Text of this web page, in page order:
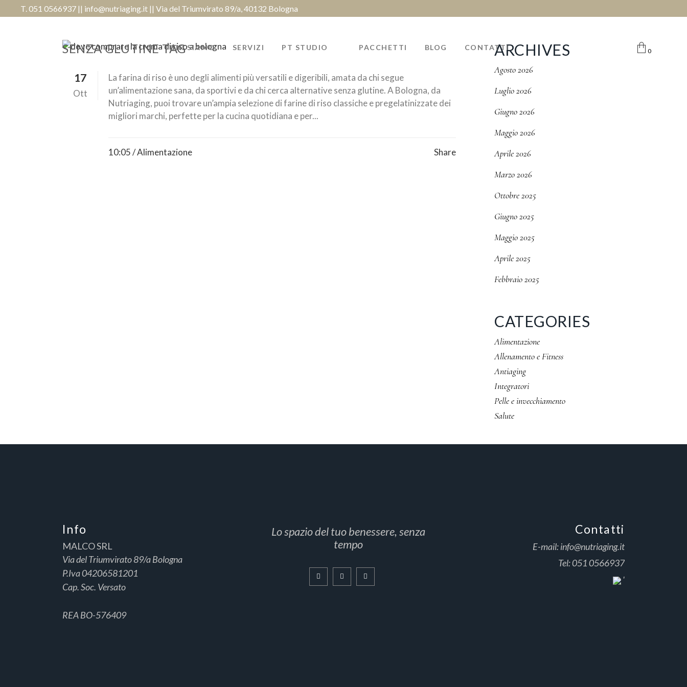
T. 051 0566937 || info@nutriaging.it || Via del Triumvirato 89/a, 40132 Bologna
CHI SIAMO SERVIZI PT STUDIO 0
PACCHETTI BLOG CONTATTI
SENZA GLUTINE TAG
17
Ott
La farina di riso è uno degli alimenti più versatili e digeribili, amata da chi segue
un’alimentazione sana, da sportivi e da chi cerca alternative senza glutine. A Bologna, da
Nutriaging, puoi trovare un’ampia selezione di farine di riso classiche e pregelatinizzate dei
migliori marchi, perfette per la cucina quotidiana e per...
10:05 /Alimentazione Share
ARCHIVES
Agosto 2026
Luglio 2026
Giugno 2026
Maggio 2026
Aprile 2026
Marzo 2026
Ottobre 2025
Giugno 2025
Maggio 2025
Aprile 2025
Febbraio 2025
CATEGORIES
Alimentazione
Allenamento e Fitness
Antiaging
Integratori
Pelle e invecchiamento
Salute
Info
MALCO SRL
Via del Triumvirato 89/a Bologna
P.Iva 04206581201
Cap. Soc. Versato
REA BO-576409
Lo spazio del tuo benessere, senza
tempo
Contatti
E-mail:info@nutriaging.it
Tel:051 0566937
'